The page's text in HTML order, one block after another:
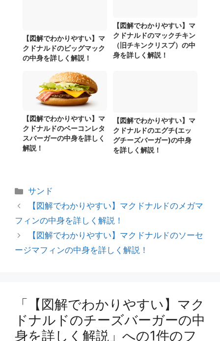
【図解でわかりやすい】マ
クドナルドのビッグマック
の中身を詳しく解説！
【図解でわかりやすい】マ
クドナルドのマックチキン
（旧チキンクリスプ）の中
身を詳しく解説！
【図解でわかりやすい】マ
クドナルドのベーコンレタ
スバーガーの中身を詳しく
解説！
【図解でわかりやすい】マ
クドナルドのエグチ(エッ
グチーズバーガー)の中身
を詳しく解説！
カ
テ
リ
ー
サンド
【図解でわかりやすい】マクドナルドのメガマ
フィンの中身を詳しく解説！
【図解でわかりやすい】マクドナルドのソーセ
ージマフィンの中身を詳しく解説！
「【図解でわかりやすい】マク
ドナルドのチーズバーガーの中
身を詳しく解説」への1件のフ